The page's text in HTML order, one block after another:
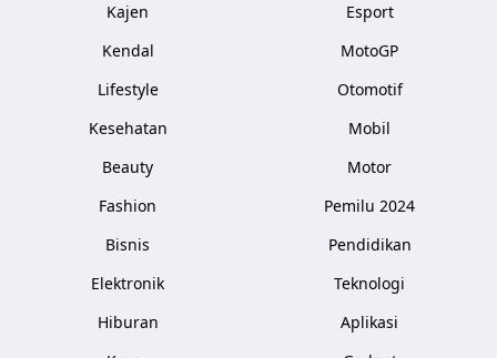
Kajen
Kendal
Lifestyle
Kesehatan
Beauty
Fashion
Bisnis
Elektronik
Hiburan
Esport
MotoGP
Otomotif
Mobil
Motor
Pemilu 2024
Pendidikan
Teknologi
Aplikasi